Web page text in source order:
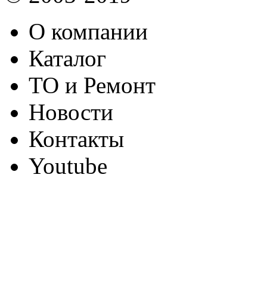
О компании
Каталог
ТО и Ремонт
Новости
Контакты
Youtube